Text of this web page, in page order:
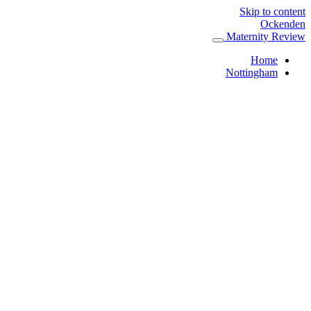
Skip to content
Ockenden
Maternity Review
Home
Nottingham